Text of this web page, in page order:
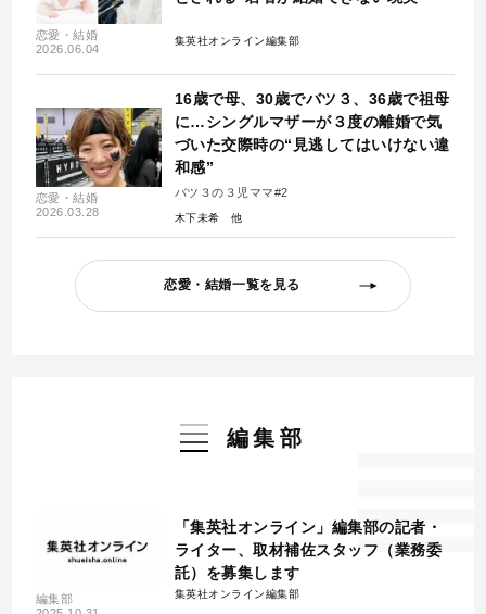
恋愛・結婚
2026.06.04
集英社オンライン編集部
恋愛・結婚
2026.03.28
16歳で母、30歳でバツ３、36歳で祖母
に…シングルマザーが３度の離婚で気
づいた交際時の“見逃してはいけない違
和感”
バツ３の３児ママ#2
木下未希
恋愛・結婚一覧を見る
編集部
編集部
「集英社オンライン」編集部の記者・
ライター、取材補佐スタッフ（業務委
託）を募集します
集英社オンライン編集部